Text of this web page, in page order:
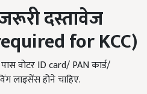
दस्तावेज
for KCC)
वोटर ID card/ PAN कार्ड/
लाइसेंस होने चाहिए.